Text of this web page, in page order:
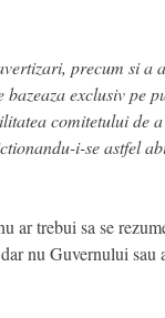
precum si
exclusiv pe
comitetului de
i-se astfel
trebui sa se
nu Guvernului